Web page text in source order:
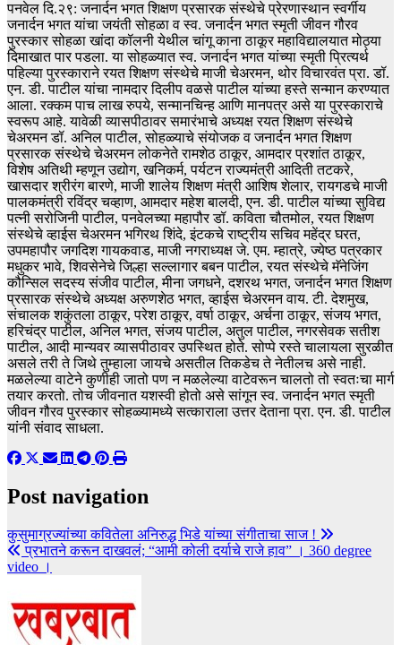
पनवेल दि.२९: जनार्दन भगत शिक्षण प्रसारक संस्थेचे प्रेरणास्थान स्वर्गीय
जनार्दन भगत यांचा जयंती सोहळा व स्व. जनार्दन भगत स्मृती जीवन गौरव
पुरस्कार सोहळा खांदा कॉलनी येथील चांगू काना ठाकूर महाविद्यालयात मोठ्या
दिमाखात पार पडला. या सोहळ्यात स्व. जनार्दन भगत यांच्या स्मृती प्रित्यर्थ
पहिल्या पुरस्काराने रयत शिक्षण संस्थेचे माजी चेअरमन, थोर विचारवंत प्रा. डॉ.
एन. डी. पाटील यांचा नामदार दिलीप वळसे पाटील यांच्या हस्ते सन्मान करण्यात
आला. रक्कम पाच लाख रुपये, सन्मानचिन्ह आणि मानपत्र असे या पुरस्काराचे
स्वरूप आहे. यावेळी व्यासपीठावर समारंभाचे अध्यक्ष रयत शिक्षण संस्थेचे
चेअरमन डॉ. अनिल पाटील, सोहळ्याचे संयोजक व जनार्दन भगत शिक्षण
प्रसारक संस्थेचे चेअरमन लोकनेते रामशेठ ठाकूर, आमदार प्रशांत ठाकूर,
विशेष अतिथी म्हणून उद्योग, खनिकर्म, पर्यटन राज्यमंत्री आदिती तटकरे,
खासदार श्रीरंग बारणे, माजी शालेय शिक्षण मंत्री आशिष शेलार, रायगडचे माजी
पालकमंत्री रविंद्र चव्हाण, आमदार महेश बालदी, एन. डी. पाटील यांच्या सुविद्य
पत्नी सरोजिनी पाटील, पनवेलच्या महापौर डॉ. कविता चौतमोल, रयत शिक्षण
संस्थेचे व्हाईस चेअरमन भगिरथ शिंदे, इंटकचे राष्ट्रीय सचिव महेंद्र घरत,
उपमहापौर जगदिश गायकवाड, माजी नगराध्यक्ष जे. एम. म्हात्रे, ज्येष्ठ पत्रकार
मधुकर भावे, शिवसेनेचे जिल्हा सल्लागार बबन पाटील, रयत संस्थेचे मॅनेजिंग
कौन्सिल सदस्य संजीव पाटील, मीना जगधने, दशरथ भगत, जनार्दन भगत शिक्षण
प्रसारक संस्थेचे अध्यक्ष अरुणशेठ भगत, व्हाईस चेअरमन वाय. टी. देशमुख,
संचालक शकुंतला ठाकूर, परेश ठाकूर, वर्षा ठाकूर, अर्चना ठाकूर, संजय भगत,
हरिचंद्र पाटील, अनिल भगत, संजय पाटील, अतुल पाटील, नगरसेवक सतीश
पाटील, आदी मान्यवर व्यासपीठावर उपस्थित होते. सोप्पे रस्ते चालायला सुरळीत
असले तरी ते जिथे तुम्हाला जायचे असतील तिकडेच ते नेतीलच असे नाही.
मळलेल्या वाटेने कुणीही जातो पण न मळलेल्या वाटेवरून चालतो तो स्वतःचा मार्ग
तयार करतो. तोच जीवनात यशस्वी होतो असे सांगून स्व. जनार्दन भगत स्मृती
जीवन गौरव पुरस्कार सोहळ्यामध्ये सत्काराला उत्तर देताना प्रा. एन. डी. पाटील
यांनी संवाद साधला.
Post navigation
कुसुमाग्रज्यांच्या कवितेला अनिरुद्ध भिडे यांच्या संगीताचा साज !
प्रभातने करून दाखवलं; “आमी कोली दर्याचे राजे हाव” । 360 degree
video ।